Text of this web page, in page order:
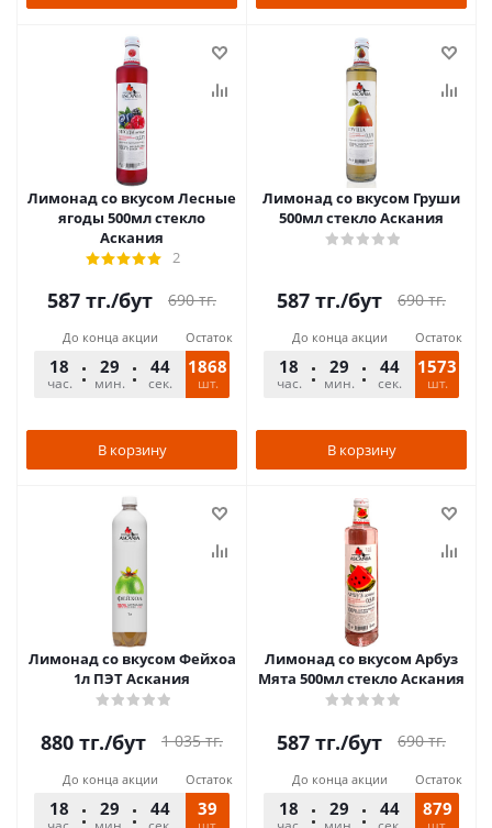
Лимонад со вкусом Лесные
ягоды 500мл стекло
Аскания
2
587 тг./бут 690тг.
До конца акции
18
час.
29
мин.
44
сек.
Остаток
1868
шт.
В корзину
Лимонад со вкусом Груши
500мл стекло Аскания
587 тг./бут 690тг.
До конца акции
18
час.
29
мин.
44
сек.
Остаток
1573
шт.
В корзину
Лимонад со вкусом Фейхоа
1л ПЭТ Аскания
880 тг./бут 1 035тг.
До конца акции
18 29 44
Остаток
39
Лимонад со вкусом Арбуз
Мята 500мл стекло Аскания
587 тг./бут 690тг.
До конца акции
18 29 44
Остаток
879